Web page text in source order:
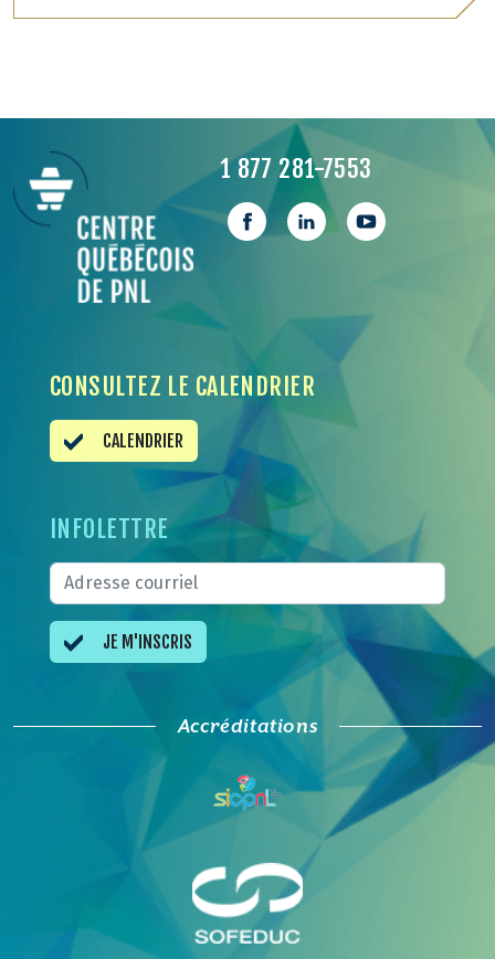
1 877 281-7553
CONSULTEZ LE CALENDRIER
CALENDRIER
INFOLETTRE
JE M'INSCRIS
Accréditations